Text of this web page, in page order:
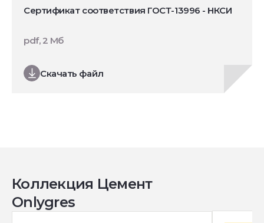
Сертификат соответствия ГОСТ-13996 - НКСИ
Скачать файл
pdf, 2 Мб
Коллекция Цемент
Onlygres